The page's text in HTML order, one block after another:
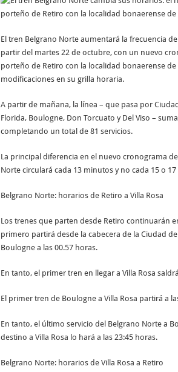
porteño de Retiro con la localidad bonaerense de
El tren Belgrano Norte aumentará la frecuencia
partir del martes 22 de octubre, con un nuevo
porteño de Retiro con la localidad bonaerense
modificaciones en su grilla horaria.
A partir de mañana, la línea – que pasa por
Florida, Boulogne, Don Torcuato y Del Viso –
completando un total de 81 servicios.
La principal diferencia en el nuevo cronograma
Norte circulará cada 13 minutos y no cada 15 o
Belgrano Norte: horarios de Retiro a Villa Rosa
Los trenes que parten desde Retiro continuarán
primero partirá desde la cabecera de la Ciudad
Boulogne a las 00.57 horas.
En tanto, el primer tren en llegar a Villa Rosa
El primer tren de Boulogne a Villa Rosa partirá a
En tanto, el último servicio del Belgrano Norte a
destino a Villa Rosa lo hará a las 23:45 horas.
Belgrano Norte: horarios de Villa Rosa a Retiro